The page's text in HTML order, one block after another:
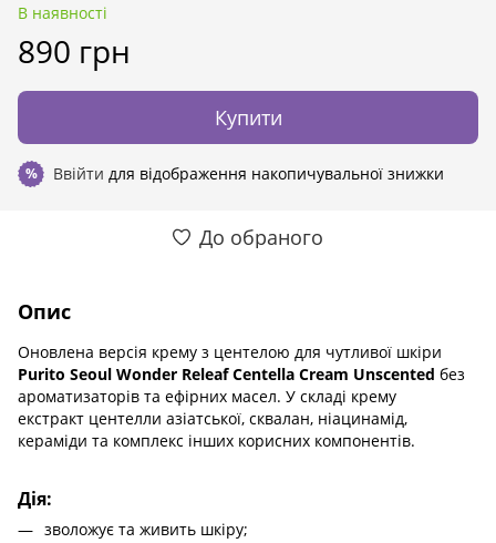
В наявності
890 грн
Купити
% Ввійти для відображення накопичувальної знижки
До обраного
Опис
Оновлена ​​версія крему з центелою для чутливої ​​шкіри
Purito Seoul Wonder Releaf Centella Cream Unscented без
ароматизаторів та ефірних масел. У складі крему
екстракт центелли азіатської, сквалан, ніацинамід,
кераміди та комплекс інших корисних компонентів.
Дія:
зволожує та живить шкіру;